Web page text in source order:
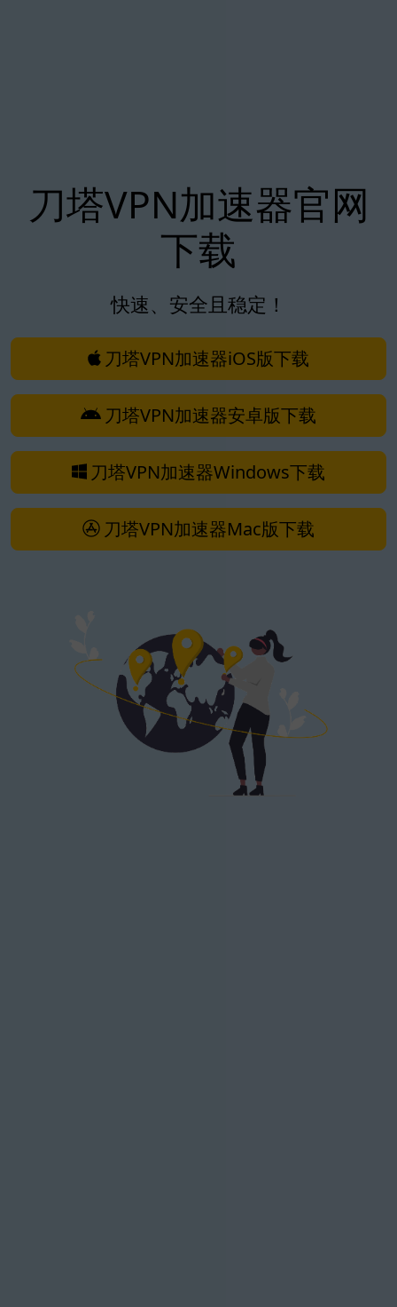
刀塔VPN加速器官网
下载
快速、安全且稳定！
刀塔VPN加速器iOS版下载
刀塔VPN加速器安卓版下载
刀塔VPN加速器Windows下载
刀塔VPN加速器Mac版下载